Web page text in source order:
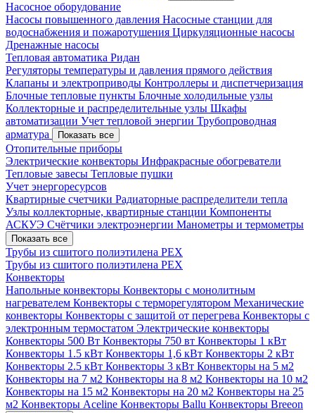
Насосное оборудование
Насосы повышенного давления Насосные станции для
водоснабжения и пожаротушения Циркуляционные насосы
Дренажные насосы
Тепловая автоматика Ридан
Регуляторы температуры и давления прямого действия
Клапаны и электроприводы Контроллеры и диспетчеризация
Блочные тепловые пункты Блочные холодильные узлы
Коллекторные и распределительные узлы Шкафы
автоматизации Учет тепловой энергии Трубопроводная
арматура
Показать все
Отопительные приборы
Электрические конвекторы Инфракрасные обогреватели
Тепловые завесы Тепловые пушки
Учет энергоресурсов
Квартирные счетчики Радиаторные распределители тепла
Узлы коллекторные, квартирные станции Компоненты
АСКУЭ Счётчики электроэнергии Манометры и термометры
Показать все
Трубы из сшитого полиэтилена PEX
Трубы из сшитого полиэтилена PEX
Конвекторы
Напольные конвекторы Конвекторы с монолитным
нагревателем Конвекторы с терморегулятором Механические
конвекторы Конвекторы с защитой от перегрева Конвекторы с
электронным термостатом Электрические конвекторы
Конвекторы 500 Вт Конвекторы 750 вт Конвекторы 1 кВт
Конвекторы 1.5 кВт Конвекторы 1,6 кВт Конвекторы 2 кВт
Конвекторы 2.5 кВт Конвекторы 3 кВт Конвекторы на 5 м2
Конвекторы на 7 м2 Конвекторы на 8 м2 Конвекторы на 10 м2
Конвекторы на 15 м2 Конвекторы на 20 м2 Конвекторы на 25
м2 Конвекторы Aceline Конвекторы Ballu Конвекторы Breeon